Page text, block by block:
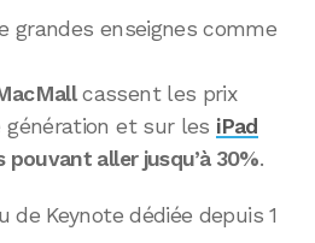
grandes enseignes comme
cassent les prix
génération et sur les iPad
pouvant aller jusqu’à 30%.
de Keynote dédiée depuis 1